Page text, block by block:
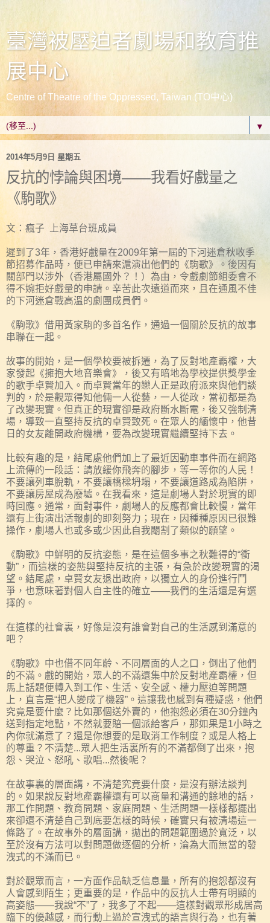
臺灣被壓迫者劇場和教育推
展中心
Centre of Theatre of the Oppressed, Taiwan (TO中心)
▼
2014年5月9日 星期五
反抗的悖論與困境——我看好戲量之
《駒歌》
文：瘋子 上海草台班成員
遲到了3年，香港好戲量在2009年第一屆的下河迷倉秋收季
節招募作品時，便已申請來滬演出他們的《駒歌》。後因有
關部門以涉外（香港屬國外？！）為由，令戲劇節組委會不
得不婉拒好戲量的申請。辛苦此次遠道而來，且在通風不佳
的下河迷倉戰高溫的劇團成員們。
《駒歌》借用黃家駒的多首名作，通過一個關於反抗的故事
串聯在一起。
故事的開始，是一個學校要被拆遷，為了反對地產霸權，大
家發起《擁抱大地音樂會》，後又有暗地為學校提供獎學金
的歌手卓賢加入。而卓賢當年的戀人正是政府派來與他們談
判的，於是觀眾得知他倆一人從藝，一人從政，當初都是為
了改變現實。但真正的現實卻是政府斷水斷電，後又強制清
場，導致一直堅持反抗的卓賢致死。在眾人的緬懷中，他昔
日的女友離開政府機構，要為改變現實繼續堅持下去。
比較有趣的是，結尾處他們加上了最近因動車事件而在網路
上流傳的一段話：請放緩你飛奔的腳步，等一等你的人民！
不要讓列車脫軌，不要讓橋樑坍塌，不要讓道路成為陷阱，
不要讓房屋成為廢墟。在我看來，這是劇場人對於現實的即
時回應。通常，面對事件，劇場人的反應都會比較慢，當年
還有上街演出活報劇的即刻努力；現在，因種種原因已很難
操作，劇場人也或多或少因此自我閹割了類似的願望。
《駒歌》中鮮明的反抗姿態，是在這個多事之秋難得的“衝
動”，而這樣的姿態與堅持反抗的主張，有急於改變現實的渴
望。結尾處，卓賢女友退出政府，以獨立人的身份進行鬥
爭，也意味著對個人自主性的確立——我們的生活還是有選
擇的。
在這樣的社會裏，好像是沒有誰會對自己的生活感到滿意的
吧？
《駒歌》中也借不同年齡、不同層面的人之口，倒出了他們
的不滿。戲的開始，眾人的不滿還集中於反對地產霸權，但
馬上話題便轉入到工作、生活、安全感、權力壓迫等問題
上，直言是“把人變成了機器”。這讓我也感到有種疑惑，他們
究竟是要什麼？比如那個送外賣的，他抱怨必須在30分鐘內
送到指定地點，不然就要賠一個派給客戶，那如果是1小時之
內你就滿意了？還是你想要的是取消工作制度？或是人格上
的尊重？不清楚...眾人把生活裏所有的不滿都倒了出來，抱
怨、哭泣、怒吼、歌唱...然後呢？
在故事裏的層面講，不清楚究竟要什麼，是沒有辦法談判
的。如果說反對地產霸權還有可以商量和溝通的餘地的話，
那工作問題、教育問題、家庭問題、生活問題一樣樣都擺出
來卻還不清楚自己到底要怎樣的時候，確實只有被清場這一
條路了。在故事外的層面講，拋出的問題範圍過於寬泛，以
至於沒有方法可以對問題做逐個的分析，淪為大而無當的發
洩式的不滿而已。
對於觀眾而言，一方面作品缺乏信息量，所有的抱怨都沒有
人會感到陌生；更重要的是，作品中的反抗人士帶有明顯的
高姿態——我說“不”了，我多了不起——這樣對觀眾形成居高
臨下的優越感，而行動上過於宣洩式的語言與行為，也有著